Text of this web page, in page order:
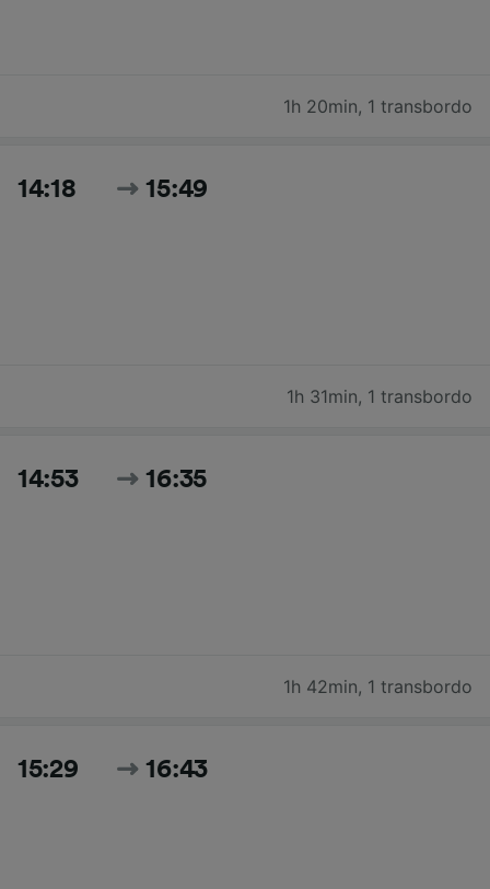
1h 20min, 1 transbordo
14:18 15:49
1h 31min, 1 transbordo
14:53 16:35
1h 42min, 1 transbordo
15:29 16:43